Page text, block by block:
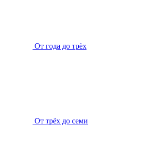
От года до трёх
От трёх до семи